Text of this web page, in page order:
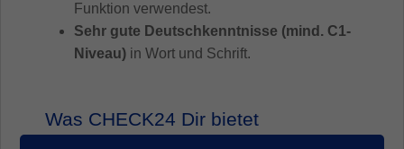
Funktion verwendest.
Sehr gute Deutschkenntnisse (mind. C1-
Niveau) in Wort und Schrift.
Was CHECK24 Dir bietet